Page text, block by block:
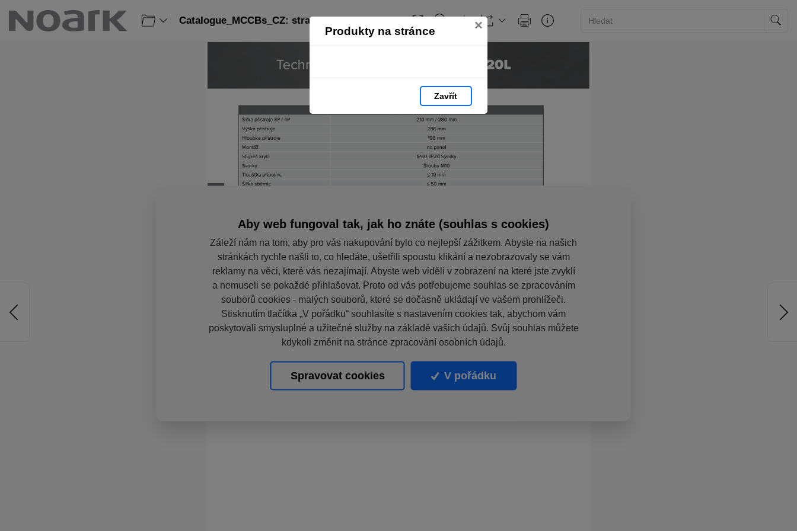
Produkty na stránce ×
Zavřít
Catalogue_MCCBs_CZ: strana 238
Aby web fungoval tak, jak ho znáte (souhlas s cookies)
Záleží nám na tom, aby pro vás nakupování bylo co nejlepší zážitkem. Abyste na našich
stránkách rychle našli to, co hledáte, ušetřili spoustu klikání a nezobrazovaly se vám
reklamy na věci, které vás nezajímají. Abyste web viděli v zobrazení na které jste zvyklí
a nemuseli se pokaždé přihlašovat. Proto od vás potřebujeme souhlas se zpracováním
souborů cookies - malých souborů, které se dočasně ukládají ve vašem prohlížeči.
Stisknutím tlačítka „V pořádku“ souhlasíte s nastavením cookies tak, abychom vám
poskytovali smysluplné a užitečné služby na základě vašich údajů. Svůj souhlas můžete
kdykoli změnit na stránce zpracování osobních údajů.
Spravovat cookies V pořádku